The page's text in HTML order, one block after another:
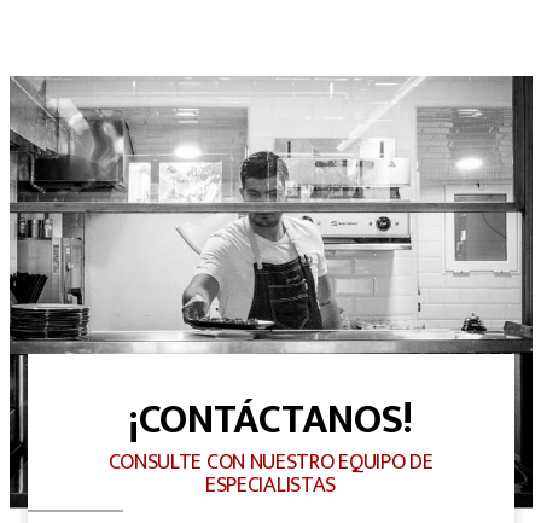
¡CONTÁCTANOS!
CONSULTE CON NUESTRO EQUIPO DE
ESPECIALISTAS